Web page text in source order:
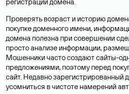
Проверять возраст и историю
покупке доменного имени,
домена полезна при совершении
просто анализе информации,
Мошенники часто создают сайты-
предложениями, поэтому перед
сайт. Недавно зарегистрированный
усомниться в чистоте намерений